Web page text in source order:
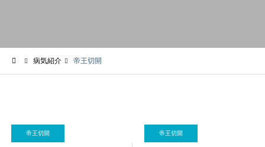
病気紹介 帝王切開
帝王切開 帝王切開